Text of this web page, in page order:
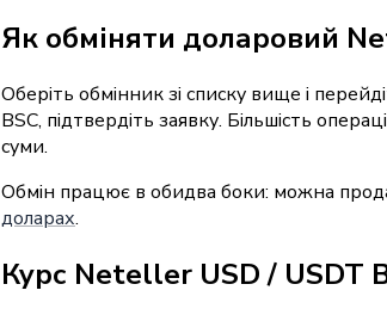
Як обміняти доларовий
Оберіть обмінник зі списку вище і
BSC, підтвердіть заявку. Більшість
суми.
Обмін працює в обидва боки: можна
доларах.
Курс Neteller USD / USDT